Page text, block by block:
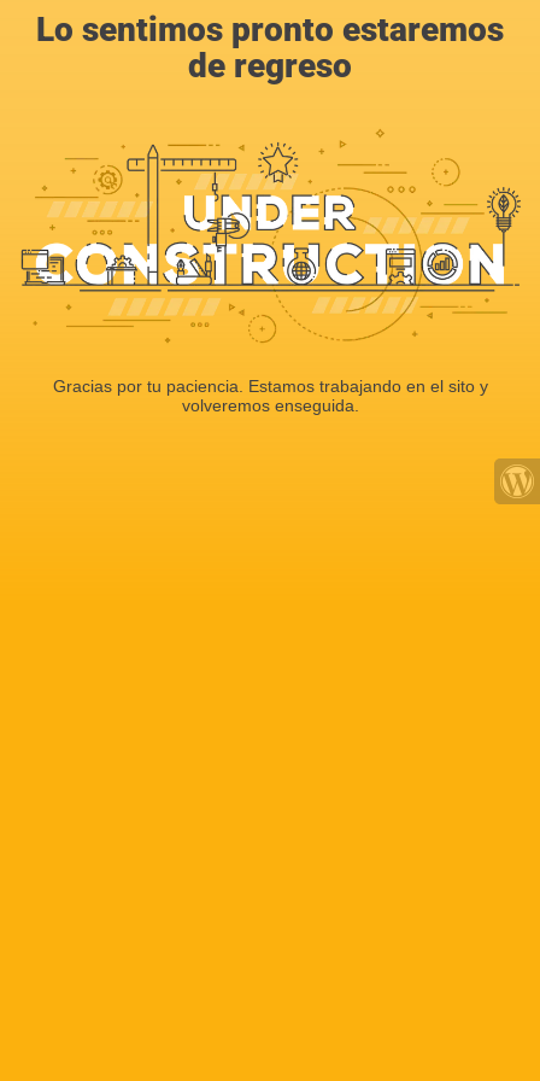
Lo sentimos pronto estaremos
de regreso
Gracias por tu paciencia. Estamos trabajando en el sito y
volveremos enseguida.